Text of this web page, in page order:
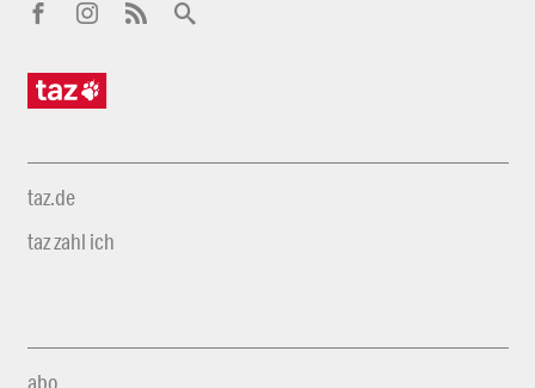
taz.de
taz zahl ich
abo